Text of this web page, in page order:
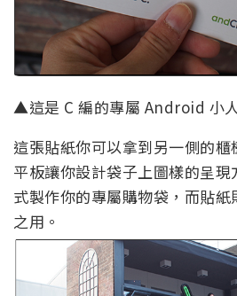
▲這是 C 編的專屬 Android 小
這張貼紙你可以拿到另一側的櫃
平板讓你設計袋子上圖樣的呈
式製作你的專屬購物袋，而貼
之用。